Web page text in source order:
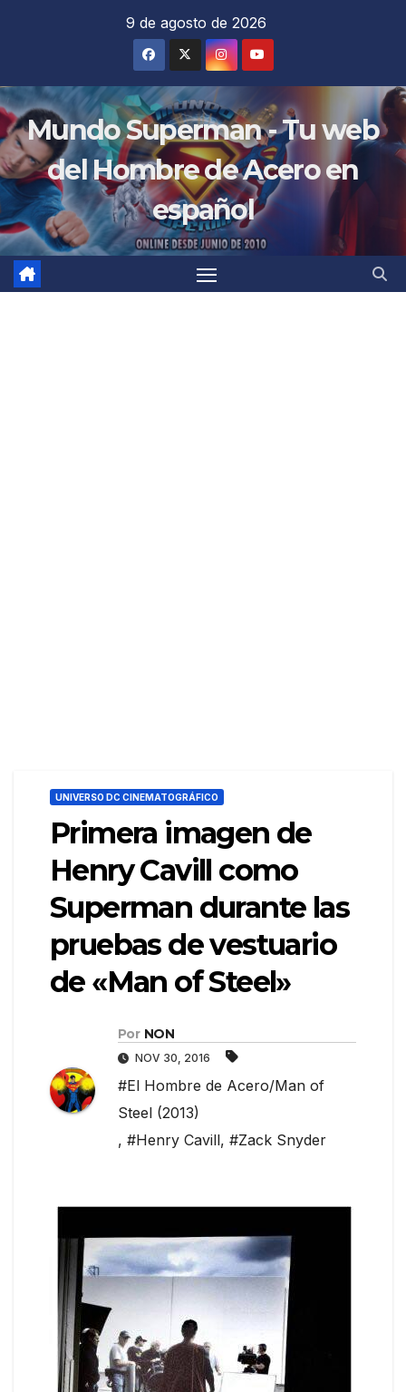
9 de agosto de 2026
Mundo Superman - Tu web
del Hombre de Acero en
español
UNIVERSO DC CINEMATOGRÁFICO
Primera imagen de
Henry Cavill como
Superman durante las
pruebas de vestuario
de «Man of Steel»
Por NON
NOV 30, 2016
#El Hombre de Acero/Man of
Steel (2013)
, #Henry Cavill, #Zack Snyder